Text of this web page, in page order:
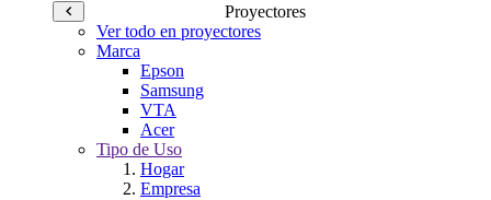
Proyectores
Ver todo en proyectores
Marca
Epson
Samsung
VTA
Acer
Tipo de Uso
Hogar
Empresa